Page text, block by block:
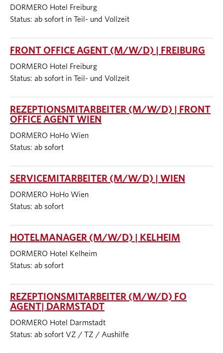
DORMERO Hotel Freiburg
Status: ab sofort in Teil- und Vollzeit
FRONT OFFICE AGENT (M/W/D) | FREIBURG
DORMERO Hotel Freiburg
Status: ab sofort in Teil- und Vollzeit
REZEPTIONSMITARBEITER (M/W/D) | FRONT
OFFICE AGENT WIEN
DORMERO HoHo Wien
Status: ab sofort
SERVICEMITARBEITER (M/W/D) | WIEN
DORMERO HoHo Wien
Status: ab sofort
HOTELMANAGER (M/W/D) | KELHEIM
DORMERO Hotel Kelheim
Status: ab sofort
REZEPTIONSMITARBEITER (M/W/D) FO
AGENT| DARMSTADT
DORMERO Hotel Darmstadt
Status: ab sofort VZ / TZ / Aushilfe